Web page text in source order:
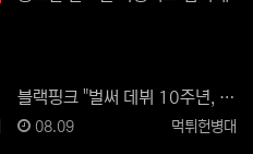
블랙핑크 "벌써 데뷔 10주년, 중요한 날…팬 사랑하고…
등록자
먹튀헌병대
등록일
08.09